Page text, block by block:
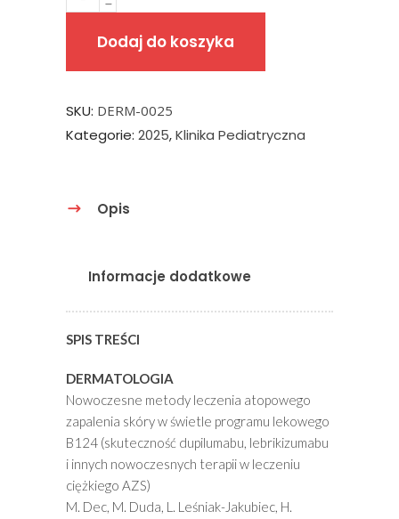
Dodaj do koszyka
SKU: DERM-0025
Kategorie: 2025,Klinika Pediatryczna
Opis
Informacje dodatkowe
SPIS TREŚCI
DERMATOLOGIA
Nowoczesne metody leczenia atopowego
zapalenia skóry w świetle programu lekowego
B124 (skuteczność dupilumabu, lebrikizumabu
i innych nowoczesnych terapii w leczeniu
ciężkiego AZS)
M. Dec, M. Duda, L. Leśniak-Jakubiec, H.